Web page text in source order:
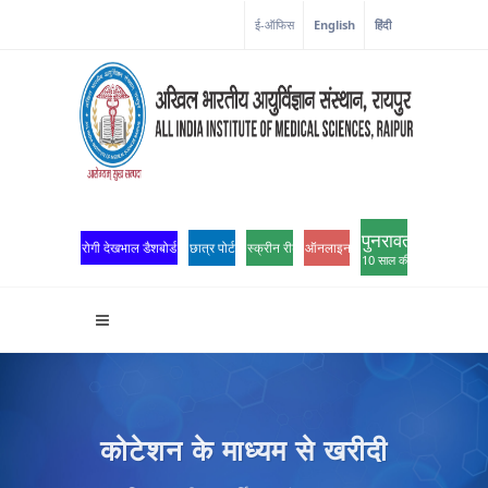
ई-ऑफिस English हिंदी
रोगी देखभाल डैशबोर्ड छात्र पोर्टल स्क्रीन रीडर एक्सेसऑनलाइन ओपीडी पंजीकरण
पुनरावर्तन
10 साल की उत्कृष्टता
कोटेशन के माध्यम से खरीदी